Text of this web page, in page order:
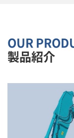
OUR
製品紹介